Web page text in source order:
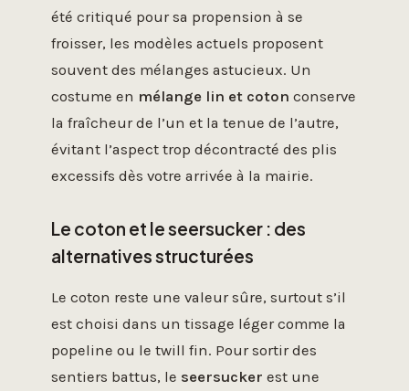
été critiqué pour sa propension à se
froisser, les modèles actuels proposent
souvent des mélanges astucieux. Un
costume en mélange lin et coton conserve
la fraîcheur de l’un et la tenue de l’autre,
évitant l’aspect trop décontracté des plis
excessifs dès votre arrivée à la mairie.
Le coton et le seersucker : des
alternatives structurées
Le coton reste une valeur sûre, surtout s’il
est choisi dans un tissage léger comme la
popeline ou le twill fin. Pour sortir des
sentiers battus, le seersucker est une